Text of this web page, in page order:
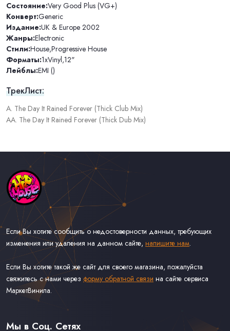
Состояние:Very Good Plus (VG+)
Конверт:Generic
Издание:UK & Europe 2002
Жанры:Electronic
Стили:House,Progressive House
Форматы:1xVinyl,12"
Лейблы:EMI ()
ТрекЛист:
A. The Day It Rained Forever (Thick Club Mix)
AA. The Day It Rained Forever (Thick Dub Mix)
Если Вы хотите сообщить о недостоверности данных, требующих
изменения или удаления на данном сайте, напишите нам.
Если Вы хотите такой же сайт для своего магазина, пожалуйста
свяжитесь с нами через форму обратной связи на сайте сервиса
МаркетВинила.
Каталог Музыки на Виниле В Наличии
Доставка и Оплата
Мы в Соц. Сетях